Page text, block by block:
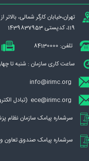
تهران،‌خيابان كارگر شمالی،
119، کدپستی 1439837953
تلفن: 84130000
ساعت کاری سازمان : شنبه تا چهارشنبه از
info@irimc.org
ece@irimc.org (تبادل الکترونیکی مکاتبات ECE)
سرشماره پیامک سازمان نظام پزشکی
سرشماره پیامک صندوق تعاون و رفاه